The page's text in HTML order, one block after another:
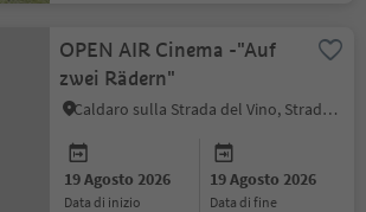
OPEN AIR Cinema -"Auf
zwei Rädern"
Caldaro sulla Strada del Vino, Strada del Vino
19 Agosto 2026
data di inizio
19 Agosto 2026
data di fine